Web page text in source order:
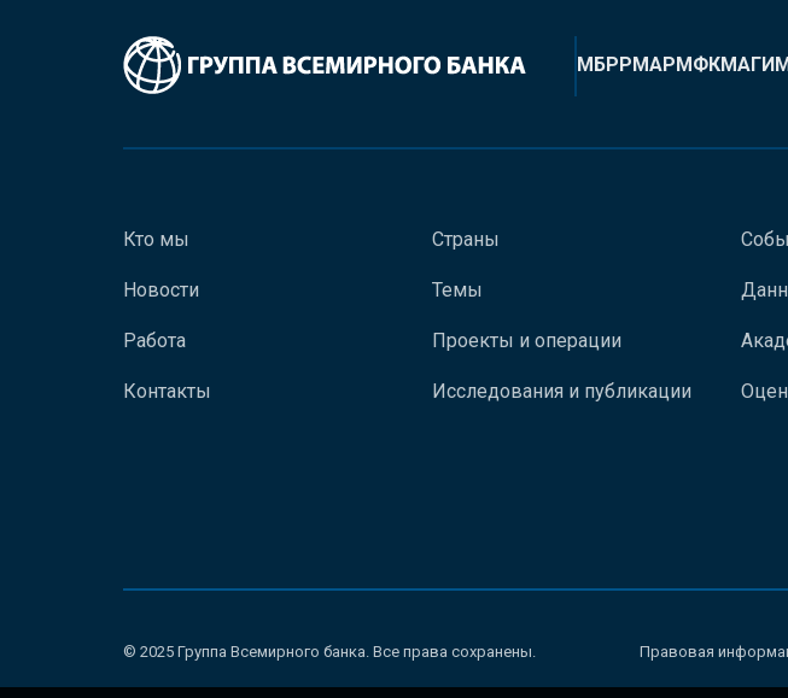
МБРРМАРМФКМАГИ
Кто мы
Новости
Работа
Контакты
Страны
Темы
Проекты и операции
Исследования и публикации
© 2025 Группа Всемирного банка. Все права сохранены. Правовая